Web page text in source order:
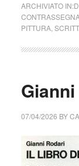
ARCHIVIATO IN:
PITTURA,
07/04/2026 BY